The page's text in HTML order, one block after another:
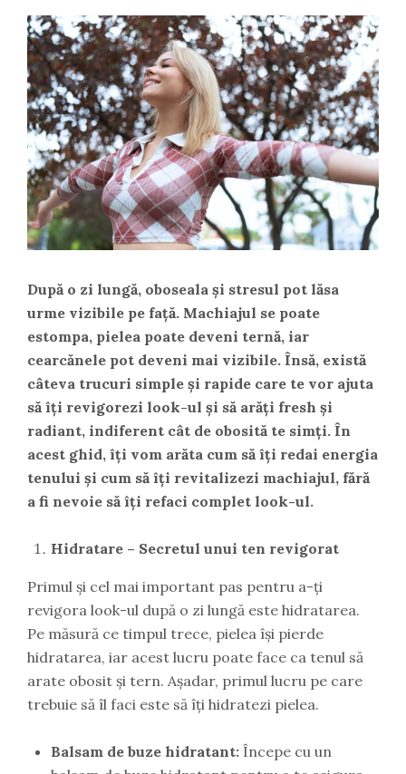
După o zi lungă, oboseala și stresul pot lăsa
urme vizibile pe față. Machiajul se poate
estompa, pielea poate deveni ternă, iar
cearcănele pot deveni mai vizibile. Însă, există
câteva trucuri simple și rapide care te vor ajuta
să îți revigorezi look-ul și să arăți fresh și
radiant, indiferent cât de obosită te simți. În
acest ghid, îți vom arăta cum să îți redai energia
tenului și cum să îți revitalizezi machiajul, fără
a fi nevoie să îți refaci complet look-ul.
Hidratare – Secretul unui ten revigorat
Primul și cel mai important pas pentru a-ți
revigora look-ul după o zi lungă este hidratarea.
Pe măsură ce timpul trece, pielea își pierde
hidratarea, iar acest lucru poate face ca tenul să
arate obosit și tern. Așadar, primul lucru pe care
trebuie să îl faci este să îți hidratezi pielea.
Balsam de buze hidratant: Începe cu un